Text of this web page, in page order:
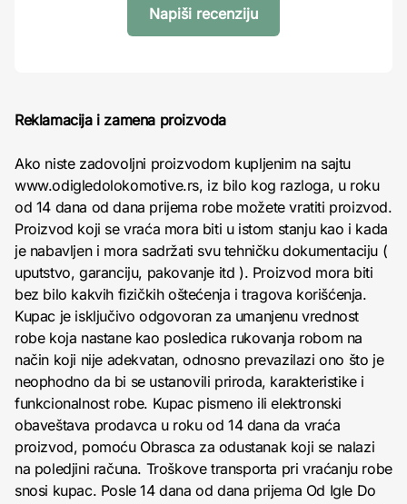
Napiši recenziju
Reklamacija i zamena proizvoda
Ako niste zadovoljni proizvodom kupljenim na sajtu
www.odigledolokomotive.rs, iz bilo kog razloga, u roku
od 14 dana od dana prijema robe možete vratiti proizvod.
Proizvod koji se vraća mora biti u istom stanju kao i kada
je nabavljen i mora sadržati svu tehničku dokumentaciju (
uputstvo, garanciju, pakovanje itd ). Proizvod mora biti
bez bilo kakvih fizičkih oštećenja i tragova korišćenja.
Kupac je isključivo odgovoran za umanjenu vrednost
robe koja nastane kao posledica rukovanja robom na
način koji nije adekvatan, odnosno prevazilazi ono što je
neophodno da bi se ustanovili priroda, karakteristike i
funkcionalnost robe. Kupac pismeno ili elektronski
obaveštava prodavca u roku od 14 dana da vraća
proizvod, pomoću Obrasca za odustanak koji se nalazi
na poledjini računa. Troškove transporta pri vraćanju robe
snosi kupac. Posle 14 dana od dana prijema Od Igle Do